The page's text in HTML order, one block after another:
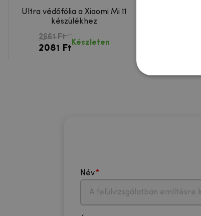
Ultra védőfólia a Xiaomi Mi 11
készülékhez
2661 Ft
2081 Ft
Készleten
Név